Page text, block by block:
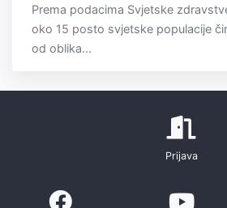
Prema podacima Svjetske
oko 15 posto svjetske populacije
od oblika...
Prijava